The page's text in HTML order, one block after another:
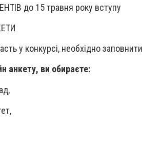
до 15 травня року вступу
у конкурсі, необхідно
анкету, ви обираєте: